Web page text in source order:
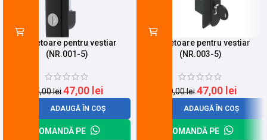
Incuietoare pentru vestiar
(NR.001-5)
65,00lei 47,00 lei
ADAUGĂ ÎN COȘ
COMANDĂ PE
Incuietoare pentru vestiar
(NR.003-5)
59,00lei 47,00 lei
ADAUGĂ ÎN COȘ
COMANDĂ PE